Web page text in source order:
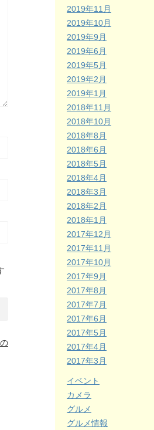
2019年11月
2019年10月
2019年9月
2019年6月
2019年5月
2019年2月
2019年1月
2018年11月
2018年10月
2018年8月
2018年6月
2018年5月
2018年4月
2018年3月
2018年2月
2018年1月
2017年12月
2017年11月
2017年10月
2017年9月
2017年8月
2017年7月
2017年6月
2017年5月
2017年4月
2017年3月
イベント
カメラ
グルメ
グルメ情報